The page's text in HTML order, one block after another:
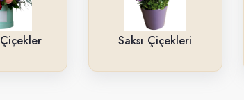
Saksı Çiçekleri